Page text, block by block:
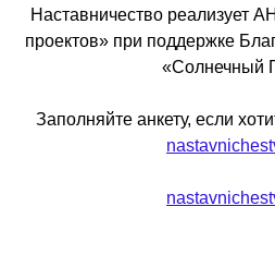
Наставничество реализует
проектов» при поддержке
«Солнечный
Заполняйте анкету, если